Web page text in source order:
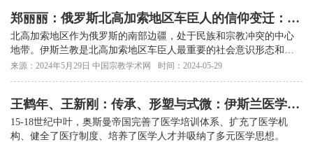
郑丽丽：俄罗斯北高加索地区车臣人的信仰变迁：进
程与特点
北高加索地区作为俄罗斯的南部边疆，处于民族和宗教冲突的中心
地带。伊斯兰教是北高加索地区车臣人最重要的社会意识形态和文
化。
来源：2024年5月29日 中国宗教学术网 时间：2024-05-29
王鹤年、王新刚：传承、形塑与式微：伊斯兰医学在
近代早期奥斯曼帝国的嬗变
15-18世纪中叶，奥斯曼帝国完善了医学培训体系、扩充了医学机
构、健全了医疗制度、培养了医学人才并吸纳了多元医学思想。